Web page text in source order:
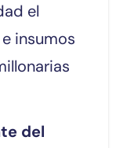
el
insumos
del